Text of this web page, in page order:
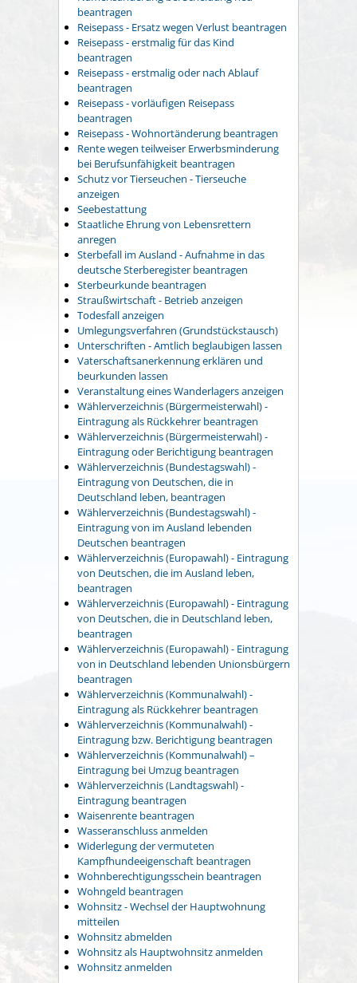
beantragen
Reisepass - Ersatz wegen Verlust beantragen
Reisepass - erstmalig für das Kind
beantragen
Reisepass - erstmalig oder nach Ablauf
beantragen
Reisepass - vorläufigen Reisepass
beantragen
Reisepass - Wohnortänderung beantragen
Rente wegen teilweiser Erwerbsminderung
bei Berufsunfähigkeit beantragen
Schutz vor Tierseuchen - Tierseuche
anzeigen
Seebestattung
Staatliche Ehrung von Lebensrettern
anregen
Sterbefall im Ausland - Aufnahme in das
deutsche Sterberegister beantragen
Sterbeurkunde beantragen
Straußwirtschaft - Betrieb anzeigen
Todesfall anzeigen
Umlegungsverfahren (Grundstückstausch)
Unterschriften - Amtlich beglaubigen lassen
Vaterschaftsanerkennung erklären und
beurkunden lassen
Veranstaltung eines Wanderlagers anzeigen
Wählerverzeichnis (Bürgermeisterwahl) -
Eintragung als Rückkehrer beantragen
Wählerverzeichnis (Bürgermeisterwahl) -
Eintragung oder Berichtigung beantragen
Wählerverzeichnis (Bundestagswahl) -
Eintragung von Deutschen, die in
Deutschland leben, beantragen
Wählerverzeichnis (Bundestagswahl) -
Eintragung von im Ausland lebenden
Deutschen beantragen
Wählerverzeichnis (Europawahl) - Eintragung
von Deutschen, die im Ausland leben,
beantragen
Wählerverzeichnis (Europawahl) - Eintragung
von Deutschen, die in Deutschland leben,
beantragen
Wählerverzeichnis (Europawahl) - Eintragung
von in Deutschland lebenden Unionsbürgern
beantragen
Wählerverzeichnis (Kommunalwahl) -
Eintragung als Rückkehrer beantragen
Wählerverzeichnis (Kommunalwahl) -
Eintragung bzw. Berichtigung beantragen
Wählerverzeichnis (Kommunalwahl) –
Eintragung bei Umzug beantragen
Wählerverzeichnis (Landtagswahl) -
Eintragung beantragen
Waisenrente beantragen
Wasseranschluss anmelden
Widerlegung der vermuteten
Kampfhundeeigenschaft beantragen
Wohnberechtigungsschein beantragen
Wohngeld beantragen
Wohnsitz - Wechsel der Hauptwohnung
mitteilen
Wohnsitz abmelden
Wohnsitz als Hauptwohnsitz anmelden
Wohnsitz anmelden